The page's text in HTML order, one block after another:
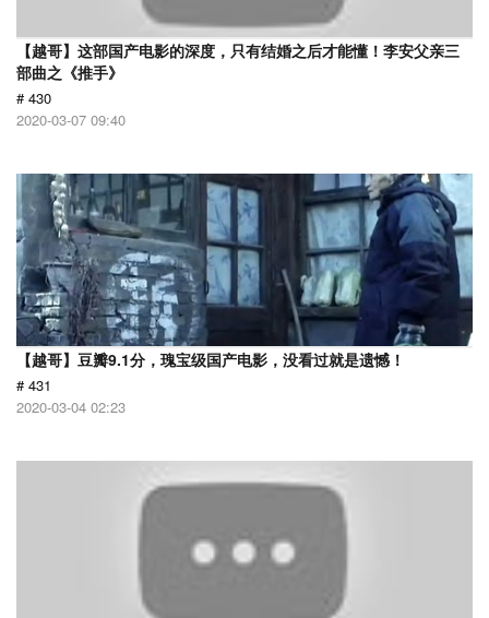
【越哥】这部国产电影的深度，只有结婚之后才能懂！李安父亲三
部曲之《推手》
# 430
2020-03-07 09:40
【越哥】豆瓣9.1分，瑰宝级国产电影，没看过就是遗憾！
# 431
2020-03-04 02:23